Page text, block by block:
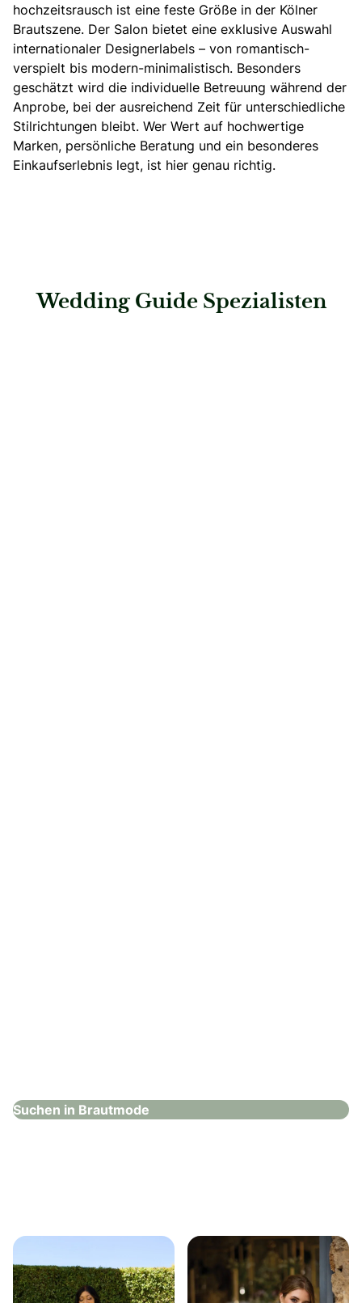
hochzeitsrausch ist eine feste Größe in der Kölner
Brautszene. Der Salon bietet eine exklusive Auswahl
internationaler Designerlabels – von romantisch-
verspielt bis modern-minimalistisch. Besonders
geschätzt wird die individuelle Betreuung während der
Anprobe, bei der ausreichend Zeit für unterschiedliche
Stilrichtungen bleibt. Wer Wert auf hochwertige
Marken, persönliche Beratung und ein besonderes
Einkaufserlebnis legt, ist hier genau richtig.
Wedding Guide Spezialisten
Suchen in Brautmode